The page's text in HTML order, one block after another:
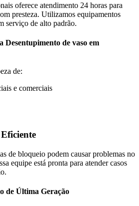
oferece atendimento 24 horas para
presteza. Utilizamos equipamentos
serviço de alto padrão.
Desentupimento de vaso em
de:
e comerciais
de bloqueio podem causar problemas no
equipe está pronta para atender casos
de Última Geração